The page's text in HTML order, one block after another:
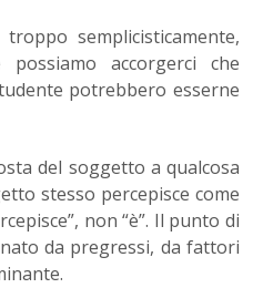
semplicisticamente,
possiamo accorgerci che
potrebbero esserne
del soggetto a qualcosa
stesso percepisce come
non “è”. Il punto di
da pregressi, da fattori